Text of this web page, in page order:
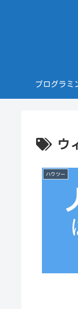
プログラミ
ウ
ハウツー